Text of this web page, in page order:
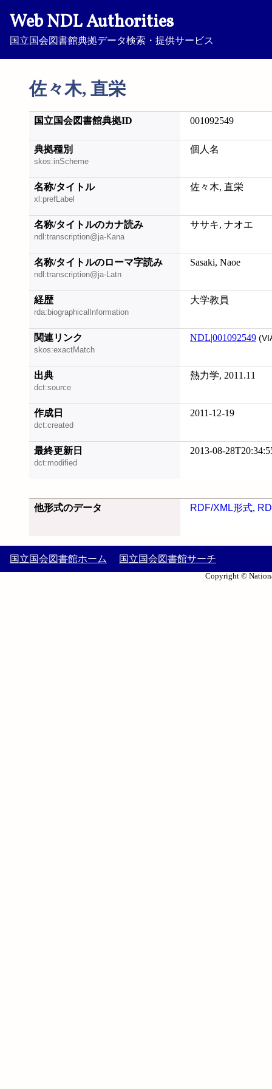
Web NDL Authorities
国立国会図書館典拠データ検索・提供サービス
佐々木, 直栄
国立国会図書館典拠ID 001092549
典拠種別
skos:inScheme
個人名
名称/タイトル
xl:prefLabel
佐々木, 直栄
名称/タイトルのカナ読み
ndl:transcription@ja-Kana
ササキ, ナオエ
名称/タイトルのローマ字読み
ndl:transcription@ja-Latn
Sasaki, Naoe
経歴
rda:biographicalInformation
大学教員
関連リンク
skos:exactMatch
NDL|001092549
出典
dct:source
熱力学, 2011.11
作成日
dct:created
2011-12-19
最終更新日
dct:modified
2013-08-
他形式のデータ RDF/XML形式,
国立国会図書館ホーム 国立国会図書館サーチ
Copyright ©